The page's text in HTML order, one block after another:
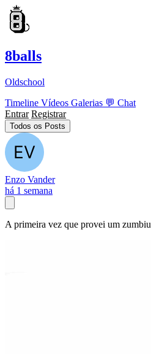
8balls
Oldschool
Timeline Vídeos Galerias 💬 Chat
Entrar Registrar
Todos os Posts
Enzo Vander
há 1 semana
A primeira vez que provei um zumbiu